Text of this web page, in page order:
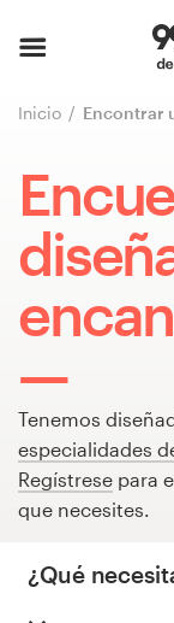
Inicio Encontrar
Tenemos
especialidades
Regístrese para
que necesites.
¿Qué
Explorar
Encontrar un
Servicios
de
diseño
Concursos de